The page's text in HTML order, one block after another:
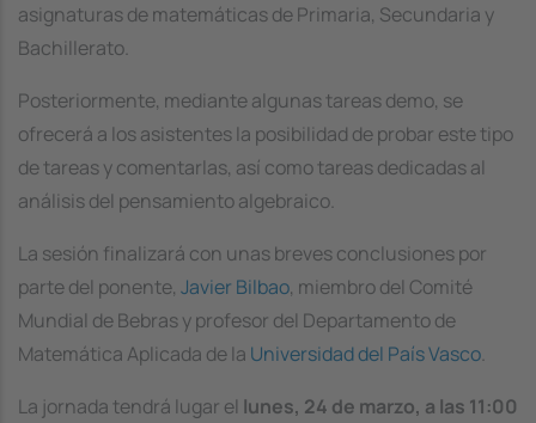
asignaturas de matemáticas de Primaria, Secundaria y
Bachillerato.
Posteriormente, mediante algunas tareas demo, se
ofrecerá a los asistentes la posibilidad de probar este tipo
de tareas y comentarlas, así como tareas dedicadas al
análisis del pensamiento algebraico.
La sesión finalizará con unas breves conclusiones por
parte del ponente, Javier Bilbao, miembro del Comité
Mundial de Bebras y profesor del Departamento de
Matemática Aplicada de la Universidad del País Vasco.
La jornada tendrá lugar el lunes, 24 de marzo, a las 11:00